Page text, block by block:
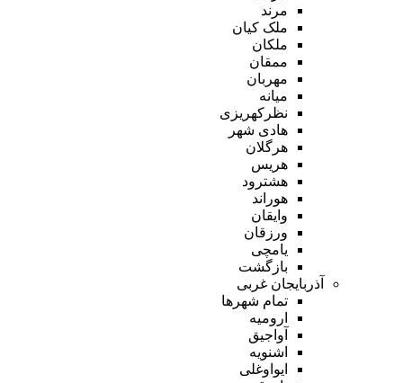
مرند
ملک کیان
ملکان
ممقان
مهربان
میانه
نظرکهریزی
هادی شهر
هرگلان
هریس
هشترود
هوراند
وایقان
ورزقان
یامچی
بازگشت
آذربایجان غربی
تمام شهر‌ها
ارومیه
آواجیق
اشنویه
ایواوغلی